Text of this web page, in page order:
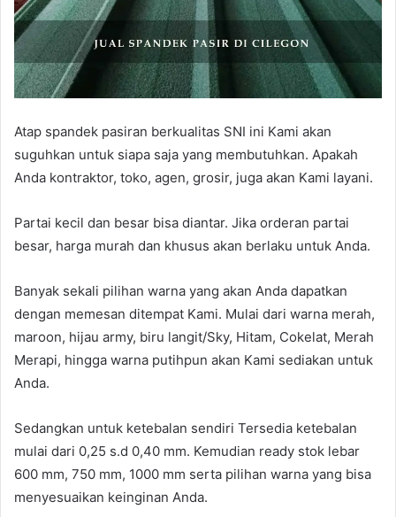
Atap spandek pasiran berkualitas SNI ini Kami akan
suguhkan untuk siapa saja yang membutuhkan. Apakah
Anda kontraktor, toko, agen, grosir, juga akan Kami layani.
Partai kecil dan besar bisa diantar. Jika orderan partai
besar, harga murah dan khusus akan berlaku untuk Anda.
Banyak sekali pilihan warna yang akan Anda dapatkan
dengan memesan ditempat Kami. Mulai dari warna merah,
maroon, hijau army, biru langit/Sky, Hitam, Cokelat, Merah
Merapi, hingga warna putihpun akan Kami sediakan untuk
Anda.
Sedangkan untuk ketebalan sendiri Tersedia ketebalan
mulai dari 0,25 s.d 0,40 mm. Kemudian ready stok lebar
600 mm, 750 mm, 1000 mm serta pilihan warna yang bisa
menyesuaikan keinginan Anda.